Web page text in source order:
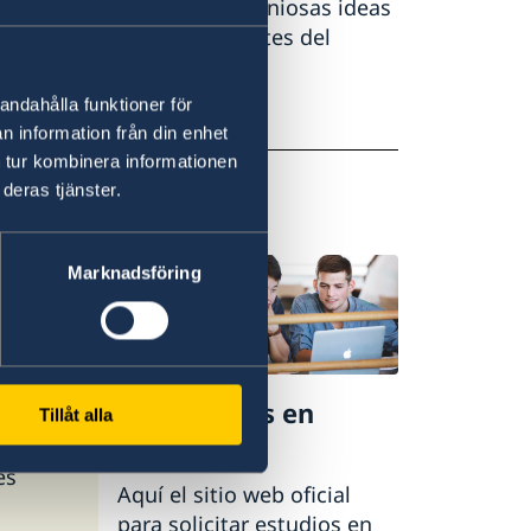
funktioner för
information från din enhet
kombinera informationen
tjänster.
Marknadsföring
Tillåt alla
de nuevas e ingeniosas ideas
educados y libre pensantes del
es un
superior
y
¡Admisiones en
Suecia!
Aquí el sitio web oficial
para solicitar estudios en